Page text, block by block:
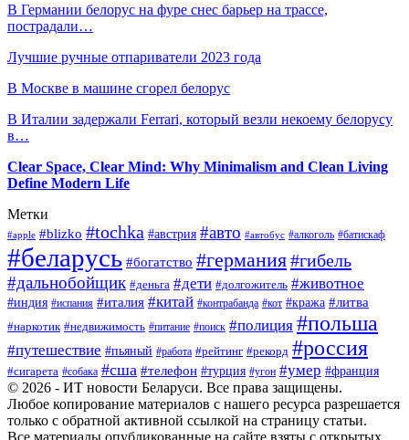
В Германии белорус на фуре снес барьер на трассе,
пострадали…
Лучшие ручные отпариватели 2023 года
В Москве в машине сгорел белорус
В Италии задержали Ferrari, который везли некоему белорусу
в…
Clear Space, Clear Mind: Why Minimalism and Clean Living
Define Modern Life
Метки
#apple #blizko #tochka #австрия #авто #автобус #алкоголь #батискаф
#беларусь #богатство #германия#гибель
#дальнобойщик #деньга #дети #долгожитель #животное
#индия #испания #италия #китай #контрабанда #кот #кража #литва
#наркотик #недвижимость #питание #поиск #полиция #польша
#путешествие #пьяный #работа #рейтинг #рекорд #россия
#сигарета #собака #сша #телефон #турция #угон #умер #франция
© 2026 - ИТ новости Беларуси. Все права защищены.
Любое копирование материалов с нашего ресурса разрешается
только с обратной активной ссылкой на страницу статьи.
Все материалы опубликованные на сайте взяты с открытых